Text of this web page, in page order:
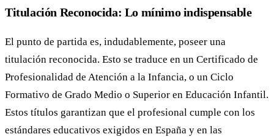
Titulación Reconocida: Lo mínimo indispensable
El punto de partida es, indudablemente, poseer una
titulación reconocida. Esto se traduce en un Certificado de
Profesionalidad de Atención a la Infancia, o un Ciclo
Formativo de Grado Medio o Superior en Educación Infantil.
Estos títulos garantizan que el profesional cumple con los
estándares educativos exigidos en España y en las